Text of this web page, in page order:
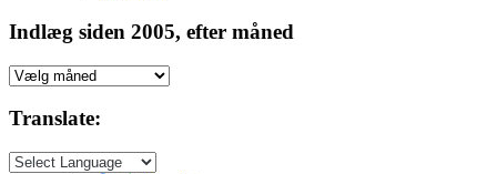
Indlæg siden 2005, efter måned
Indlæg
2005,
måned
Translate: